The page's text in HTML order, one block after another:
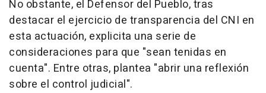
No obstante, el Defensor del Pueblo, tras
destacar el ejercicio de transparencia del CNI en
esta actuación, explicita una serie de
consideraciones para que "sean tenidas en
cuenta". Entre otras, plantea "abrir una reflexión
sobre el control judicial".